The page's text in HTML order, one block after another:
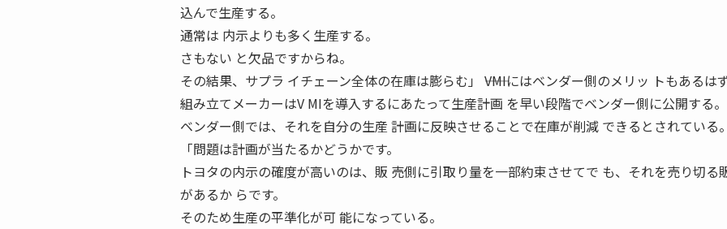
込んで生産する。
通常は 内示よりも多く生産する。
さもない と欠品ですからね。
その結果、サプラ イチェーン全体の在庫は膨らむ」 ――VMIにはベンダー側のメリッ トもあるはず
組み立てメーカーはV MIを導入するにあたって生産計画 を早い段階でベンダー側に公開する。
ベンダー側では、それを自分の生産 計画に反映させることで在庫が削減 できるとされている。
「問題は計画が当たるかどうかです。
トヨタの内示の確度が高いのは、販 売側に引取り量を一部約束させてで も、それを売り切る
があるか らです。
そのため生産の平準化が可 能になっている。